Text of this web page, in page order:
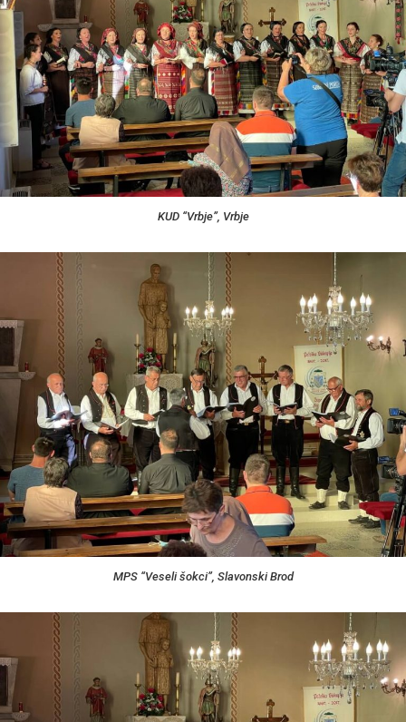
KUD “Vrbje”, Vrbje
MPS “Veseli šokci”, Slavonski Brod